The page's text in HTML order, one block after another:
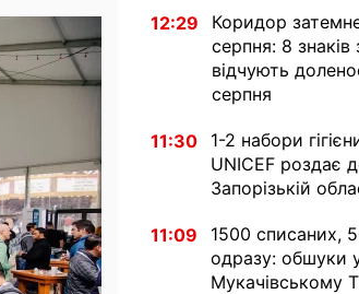
12:29
Коридор
серпня: 8 знаків
відчують
серпня
11:30
1-2 набори
UNICEF роздає
Запорізькій
11:09
1500 списаних,
одразу: обшуки
Мукачівському